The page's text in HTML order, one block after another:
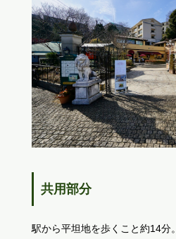
共用部分
駅から平坦地を歩くこと約14分。